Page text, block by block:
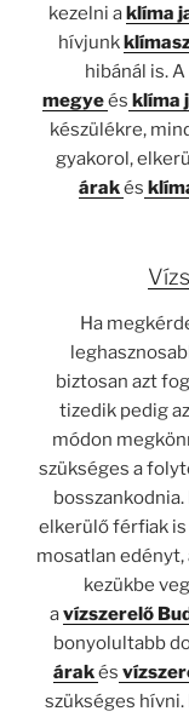
kezelni aklíma
hívjunk
hibánál is.
megyeés klíma
készülékre,
gyakorol,
árakés
Ha
biztosan azt
tizedik pedig
módon
szükséges a
elkerülő férfiak is
mosatlan
kezükbe
avízszerelő
bonyolultabb
árakés
szükséges